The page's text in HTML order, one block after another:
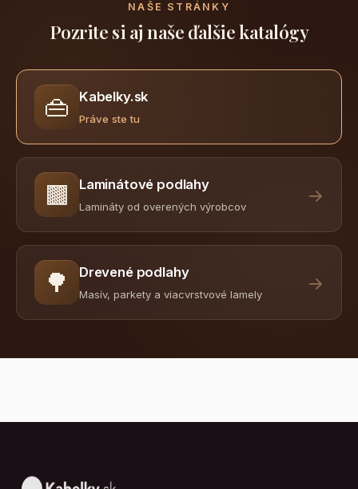
NAŠE STRÁNKY
Pozrite si aj naše ďalšie katalógy
👜 Kabelky.sk
Práve ste tu
🟫 Laminátové podlahy
Lamináty od overených výrobcov
→
🌳 Drevené podlahy
Masív, parkety a viacvrstvové lamely
→